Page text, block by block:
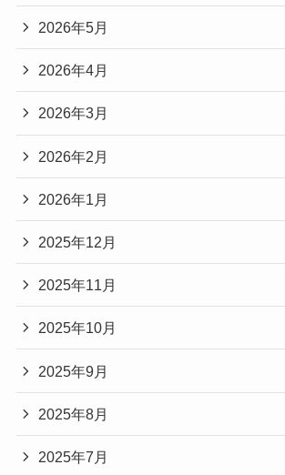
2026年5月
2026年4月
2026年3月
2026年2月
2026年1月
2025年12月
2025年11月
2025年10月
2025年9月
2025年8月
2025年7月